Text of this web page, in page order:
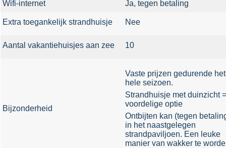
Wifi-internet Ja, tegen betaling
Extra toegankelijk strandhuisje Nee
Aantal vakantiehuisjes aan zee 10
Bijzonderheid
Vaste prijzen gedurende het
hele seizoen.
Strandhuisje met duinzicht =
voordelige optie
Ontbijten kan (tegen
in het naastgelegen
strandpaviljoen. Een leuke
manier van wakker te